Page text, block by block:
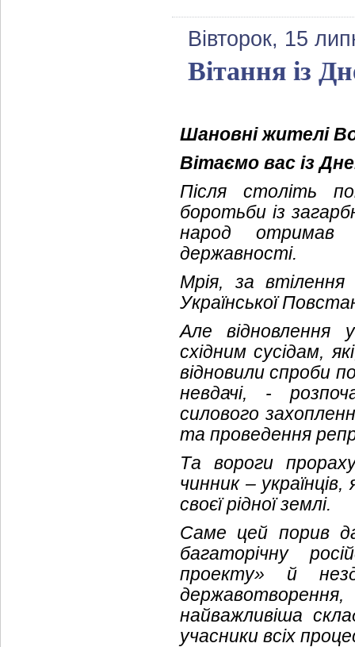
Вівторок, 15
Вітання із
Шановні жителі
Вітаємо вас із
Після століть
боротьби із
народ отримав
державності.
Мрія, за втілення
Української
Але відновлення
східним сусідам,
відновили спроби
невдачі, -
силового
та проведення
Та вороги
чинник –
своєї рідної землі.
Саме цей порив
багаторічну
проекту» й
найважливіша
учасники всіх